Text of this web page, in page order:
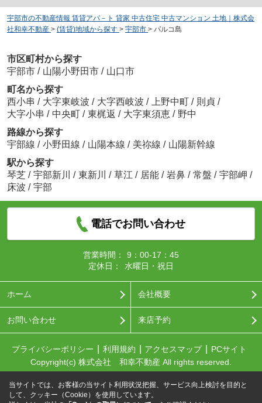
宇部市の不動産情報 賃貸アパ－ト 貸家 中古住宅 中古マンション 土地｜株式会
社和幸不動産 > (賃貸)地域から探す > 宇部市 > パルコ島
市区町村から探す
宇部市 / 山陽小野田市 / 山口市
町名から探す
西小串 / 大字東岐波 / 大字西岐波 / 上野中町 / 則貞 /
大字小串 / 中央町 / 東梶返 / 大字東須恵 / 野中
路線から探す
宇部線 / 小野田線 / 山陽本線 / 美祢線 / 山陽新幹線
駅から探す
琴芝 / 宇部新川 / 東新川 / 草江 / 居能 / 岩鼻 / 常盤 / 宇部岬 /
床波 / 宇部
電話でお問い合わせ
営業時間：
9：00-17：45
定休日：
水曜日・祝日
ホーム 会社概要
お問い合わせ 来店予約
プライバシーポリシー 利用規約 アクセスマップ
PCサイト
Copyright(c) 株式会社 和幸不動産 All rights reserved.
当サイトでは、お客様の当サイト利用状況把握、サービス向上検討を目的と
して、クッキー（Cookie）を使用しています。